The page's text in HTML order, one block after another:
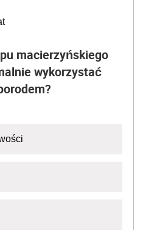
macierzyńskiego
wykorzystać